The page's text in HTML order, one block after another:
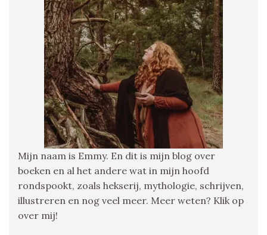
Mijn naam is Emmy. En dit is mijn blog over
boeken en al het andere wat in mijn hoofd
rondspookt, zoals hekserij, mythologie, schrijven,
illustreren en nog veel meer. Meer weten? Klik op
over mij!